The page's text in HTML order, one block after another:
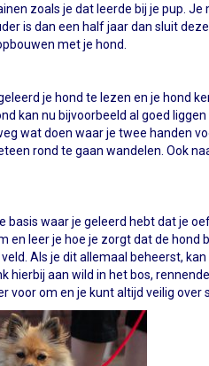
zoals je dat leerde bij je pup.
is dan een half jaar dan sluit
met je hond.
je hond te lezen en je hond
kan nu bijvoorbeeld al goed
wat doen waar je twee handen
rond te gaan wandelen. Ook
basis waar je geleerd hebt dat je
en leer je hoe je zorgt dat de
Als je dit allemaal beheerst,
hierbij aan wild in het bos,
voor om en je kunt altijd veilig over